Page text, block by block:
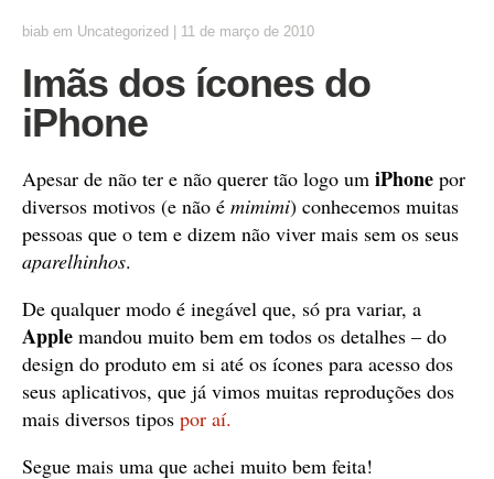
biab em Uncategorized 11 de março de 2010
Imãs dos ícones do
iPhone
Apesar de não ter e não querer tão logo um iPhone por
diversos motivos (e não é mimimi) conhecemos muitas
pessoas que o tem e dizem não viver mais sem os seus
aparelhinhos.
De qualquer modo é inegável que, só pra variar, a
Apple mandou muito bem em todos os detalhes – do
design do produto em si até os ícones para acesso dos
seus aplicativos, que já vimos muitas reproduções dos
mais diversos tipos por aí.
Segue mais uma que achei muito bem feita!